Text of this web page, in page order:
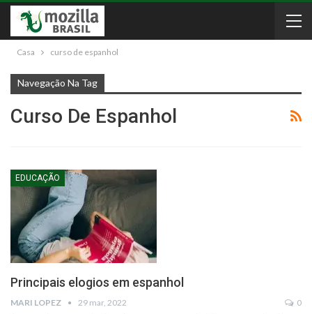
Casa curso de espanhol
Navegação Na Tag
Curso De Espanhol
EDUCAÇÃO
Principais elogios em espanhol
MARI LOPEZ 29 mar, 2022 0